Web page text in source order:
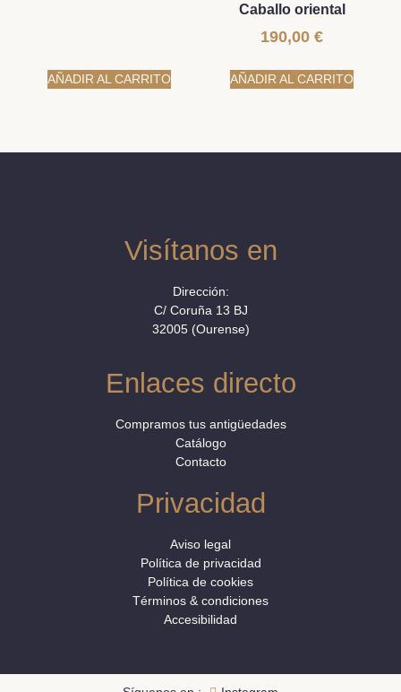
AÑADIR AL CARRITO
Caballo oriental
190,00 €
AÑADIR AL CARRITO
Visítanos en
Dirección:
C/ Coruña 13 BJ
32005 (Ourense)
Enlaces directo
Compramos tus antigüedades
Catálogo
Contacto
Privacidad
Aviso legal
Política de privacidad
Política de cookies
Términos & condiciones
Accesibilidad